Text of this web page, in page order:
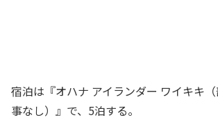
宿泊は『オハナ アイランダー ワイキキ
事なし）』で、5泊する。